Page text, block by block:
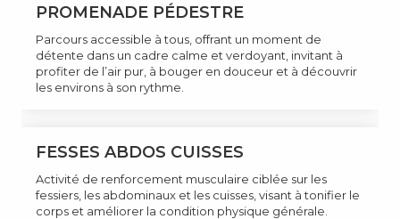
PROMENADE PÉDESTRE
Parcours accessible à tous, offrant un moment de
détente dans un cadre calme et verdoyant, invitant à
profiter de l’air pur, à bouger en douceur et à découvrir
les environs à son rythme.
FESSES ABDOS CUISSES
Activité de renforcement musculaire ciblée sur les
fessiers, les abdominaux et les cuisses, visant à tonifier le
corps et améliorer la condition physique générale.